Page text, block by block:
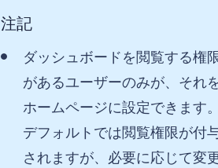
注記
ダッシュボードを閲覧する権
があるユーザーのみが、それ
ホームページに設定できます
デフォルトでは閲覧権限が付
されますが、必要に応じて変